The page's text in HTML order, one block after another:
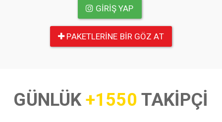
GIRIŞ YAP
PAKETLERINE BIR GÖZ AT
GÜNLÜK+1550 TAKİPÇİ